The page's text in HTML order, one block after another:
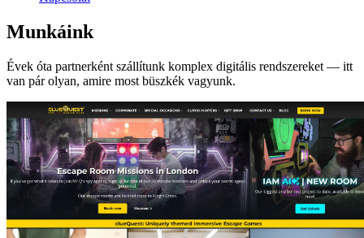
Munkáink
Évek óta partnerként szállítunk komplex digitális rendszereket — itt
van pár olyan, amire most büszkék vagyunk.